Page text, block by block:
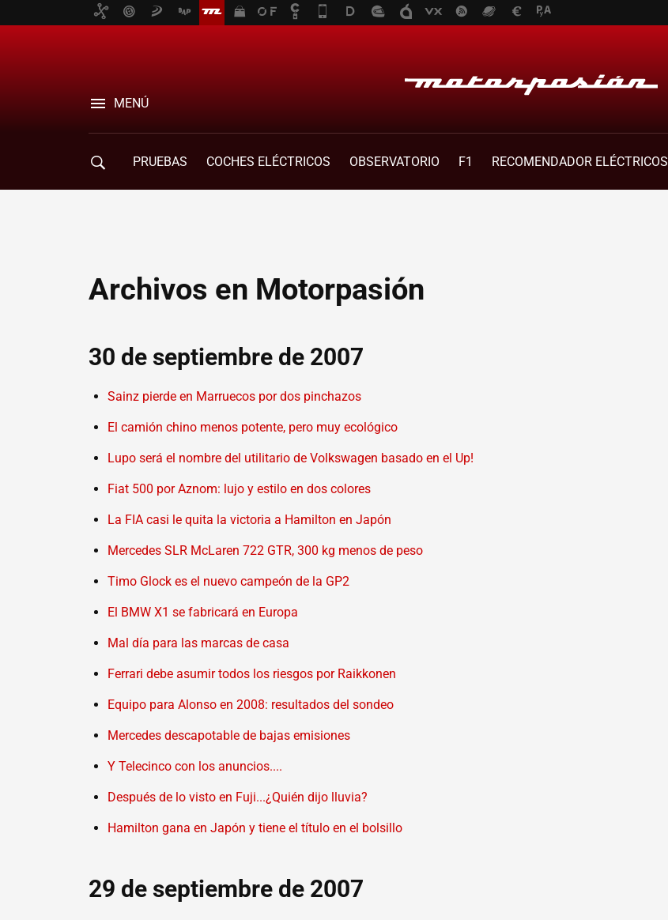
MENÚ
PRUEBAS COCHES ELÉCTRICOS OBSERVATORIO F1
RECOMENDADOR ELÉCTRICOS
Archivos en Motorpasión
30 de septiembre de 2007
Sainz pierde en Marruecos por dos pinchazos
El camión chino menos potente, pero muy ecológico
Lupo será el nombre del utilitario de Volkswagen basado en el Up!
Fiat 500 por Aznom: lujo y estilo en dos colores
La FIA casi le quita la victoria a Hamilton en Japón
Mercedes SLR McLaren 722 GTR, 300 kg menos de peso
Timo Glock es el nuevo campeón de la GP2
El BMW X1 se fabricará en Europa
Mal día para las marcas de casa
Ferrari debe asumir todos los riesgos por Raikkonen
Equipo para Alonso en 2008: resultados del sondeo
Mercedes descapotable de bajas emisiones
Y Telecinco con los anuncios....
Después de lo visto en Fuji...¿Quién dijo lluvia?
Hamilton gana en Japón y tiene el título en el bolsillo
29 de septiembre de 2007